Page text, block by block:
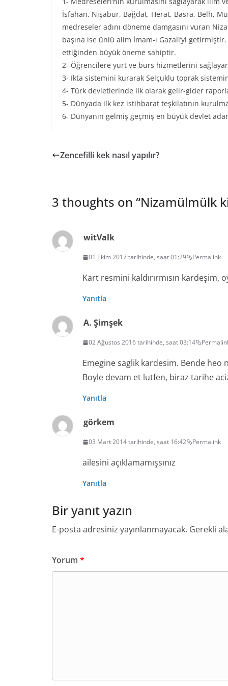
İsfahan, Nişabur, Bağdat, Herat, Basra, Belh,
medreseler adını döneme damgasını vuran
başına ise ünlü alim İmam-ı Gazali’yi
ettiğinden büyük öneme sahiptir.
2- Öğrencilere yurt ve burs hizmetlerini
3- Ikta sistemini kurarak Selçuklu toprak
4- Türk devletlerinde ilk olarak gelir-gider
5- Dünyada ilk kez istihbarat teşkilatının
6- Dünyanın gelmiş geçmiş en büyük devlet
Zencefilli kek nasıl yapılır?
3 thoughts on “Nizamülmülk
witValk
01 Ekim 2017 tarihinde, saat 01:29 Permalink
Kart resmini kaldırırmısın kardeşim,
Yanıtla
A. Şimşek
02 Ağustos 2016 tarihinde, saat 03:14
Emegine saglik kardesim. Bende
Boyle devam et lutfen, biraz tarihe
Yanıtla
görkem
03 Mart 2014 tarihinde, saat 16:42 Permalink
ailesini açıklamamışsınız
Yanıtla
Bir yanıt yazın
E-posta adresiniz yayınlanmayacak. Gerekli
Yorum *